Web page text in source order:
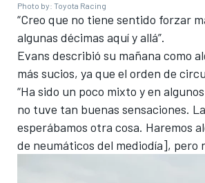
Photo by: Toyota Racing
“Creo que no tiene sentido forzar
algunas décimas aquí y allá”.
Evans describió su mañana como
más sucios, ya que el orden de
“Ha sido un poco mixto y en
no tuve tan buenas sensaciones.
esperábamos otra cosa. Haremos
de neumáticos del mediodía], pero